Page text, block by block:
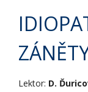
Lektor: D.